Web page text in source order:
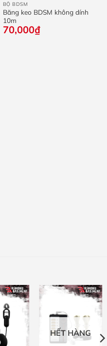
BỘ BDSM
Băng keo BDSM không dính
10m
70,000₫
HẾT HÀNG